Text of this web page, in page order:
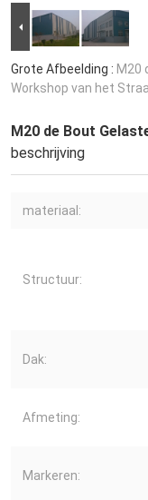
Grote Afbeelding : M20
Workshop van het
M20 de Bout
beschrijving
materiaal:
Structuur:
Dak:
Afmeting:
Markeren: